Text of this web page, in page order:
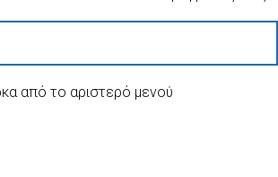
από το αριστερό μενού